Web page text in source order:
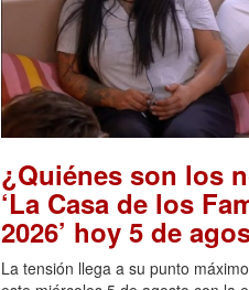
¿Quiénes son los
‘La Casa de los
2026’ hoy 5 de
La tensión llega a su punto